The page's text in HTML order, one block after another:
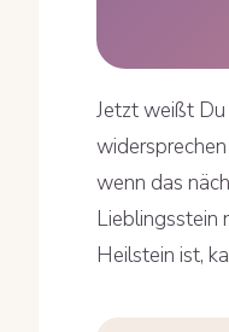
Jetzt weißt
wenn das
Lieblingsstein
Heilstein ist,